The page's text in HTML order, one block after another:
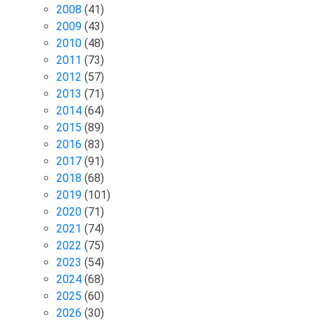
2008 (41)
2009 (43)
2010 (48)
2011 (73)
2012 (57)
2013 (71)
2014 (64)
2015 (89)
2016 (83)
2017 (91)
2018 (68)
2019 (101)
2020 (71)
2021 (74)
2022 (75)
2023 (54)
2024 (68)
2025 (60)
2026 (30)